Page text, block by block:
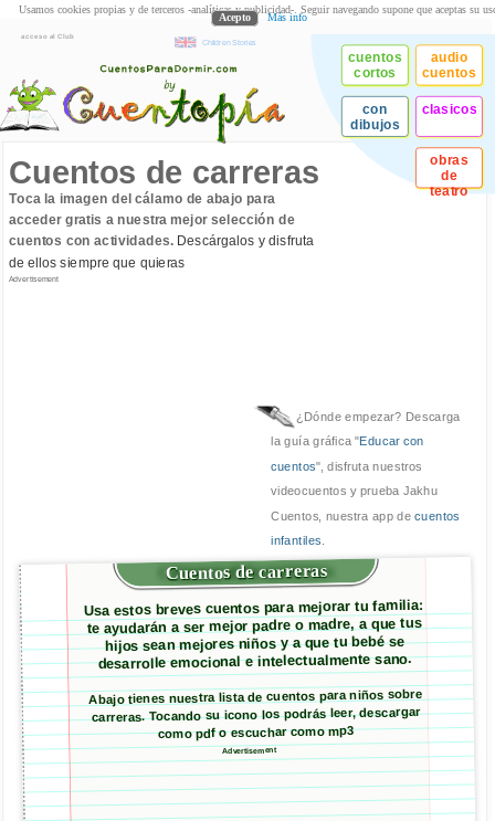
acceso al Club
Children Stories
cuentos
cortos
audio
cuentos
con
dibujos
clasicos
obras
de
teatro
Cuentos de carreras
Toca la imagen del cálamo de abajo para
acceder gratis a nuestra mejor selección de
cuentos con actividades.Descárgalos y disfruta
de ellos siempre que quieras
Advertisement
¿Dónde empezar? Descarga
la guía gráfica "Educar con
cuentos", disfruta nuestros
videocuentos y prueba Jakhu
Cuentos, nuestra app decuentos
infantiles.
Cuentos de carreras
Usa estos breves cuentos para mejorar tu familia:
te ayudarán a ser mejor padre o madre, a que tus
hijos sean mejores niños y a que tu bebé se
desarrolle emocional e intelectualmente sano.
Abajo tienes nuestra lista de cuentos para niños sobre
carreras. Tocando su icono los podrás leer, descargar
como pdf o escuchar como mp3
Advertisement
Usamos cookies propias y de terceros -analíticas y publicidad-. Seguir navegando supone que aceptas su
Acepto Más info